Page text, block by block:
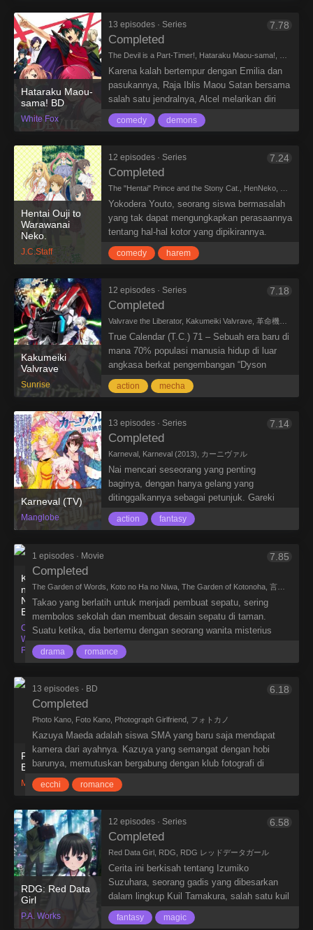
sebuah pakta, memungkinkan mereka untuk
memanggil iblis. Alur ceritanya mungkin
terungkap berbeda tergantung pada tindakan
Hataraku Maou-
sama! BD
White Fox
13 episodes · Series
Completed
7.78
Karena kalah bertempur dengan Emilia dan
pasukannya, Raja Iblis Maou Satan bersama
salah satu jendralnya, Alcel melarikan diri
dari dunia Ente Isla ke planet Bumi tepatnya
di kota Tokyo, Jepang. Namun karena di
mereka berubah menjadi layaknya manusia
biasa. Untuk bertahan hidup, Maou
memutuskan untuk bekerja paruh waktu di
bernama MgRonald, sementara Alcel tinggal
di apartemen untuk mengurus keperluan
rumah. Suatu hari, dijalan Maou bertemu
dengan seorang gadis bernama Yusa Emi
yang ternyata adalah sang Pahlawan Emilia.
comedy demons
Hentai Ouji to
Warawanai
Neko.
J.C.Staff
12 episodes · Series
Completed
7.24
Yokodera Youto, seorang siswa bermasalah
yang tak dapat mengungkapkan perasaannya
tentang hal-hal kotor yang dipikirannya.
Suatu hari dia mendengar rumor bahwa ada
sebuah patung kucing yang katanya dapat
kemudian, Youto pergi ke tempat patung
kucing itu dan mengungkapkan keinginannya
agar dapat mengungkapkan semua pikiran
mau. Tak disangka, di tempat itu Youto
bertemu dengan Tsutsukakushi Tsukiko,
seorang gadis yang sebaliknya datang untuk
memohon pada patung kucing agar segala
hal yang dipikirkannya tidak mudah untuk
comedy harem
Kakumeiki
Valvrave
Sunrise
12 episodes · Series
Completed
7.18
True Calendar (T.C.) 71 – Sebuah era baru di
mana 70% populasi manusia hidup di luar
angkasa berkat pengembangan “Dyson
Sphere”, sebuah kota di luar angkasa.
Dunia ini dibagi menjadi dua kekuatan utama,
kekuatannya tumbuh dari aliansi militer, dan
Atlantic Rim United States (ARUS); yang
berkembang dengan cara perdagangan.
kenetralannya antara kedua pasukan
tersebut dan menjaga kedamaian dengan
kemakmuran ekonomi.
Bersamaan dengan JIOR Sphere, Haruto
Tokishima menjalani kehidupan biasa
yang dikenal dengan sebutan “Module 77″—
dadakan. Tapi, seluruh dunia terkejut ketika
Haruto mengendalikan sebuah senjata
humanoid yang misterius yang disebut
Valvrave.
action mecha
Karneval (TV)
Manglobe
13 episodes · Series
Completed
Karneval, Karneval (2013), カーニヴァル
7.14
Nai mencari seseorang yang penting
baginya, dengan hanya gelang yang
ditinggalkannya sebagai petunjuk. Gareki
mencuri dan mencopet kantong untuk segera
mendapatkannya dari hari ke hari. Keduanya
tempat di mana mereka bersiap, dan tak
yang dicari oleh mata-mata keamanan militer.
mereka putus asa dalam keadaan tanpa
harapan, mereka tidak lain hanya
menghadapi organisasi pertahanan yang
paling kuat di negara itu, “Circus”. Circus
adalah sebuah organisasi Pertahanan yang
melakukan razia untuk menangkap penjahat
ditangani pasukan Keamanan lain. Setelah
penggerebekan, mereka memperlihatkan
pertunjukkan sebagai permintaan maaf
karena menakut-nakuti penduduk. Kelompok
mereka terdiri dari pejuang terkuat, terhandal
yang menggunakan sebuah gelang tipe
untuk melawan.
action fantasy
Kotonoha
no
Niwa
BD
CoMix
Wave
Films
1 episodes · Movie
Completed
7.85
Takao yang berlatih untuk menjadi pembuat sepatu, sering
membolos sekolah dan membuat desain sepatu di taman.
Suatu ketika, dia bertemu dengan seorang wanita misterius
bernama Yukino yang lebih tua darinya. Sejak hari itu, saat
turun hujan mereka terus bertemu. Mereka mulai terbuka satu
pun segera berakhir…
drama romance
Photokano
BD
Madhouse
13 episodes · BD
Completed
Photo Kano, Foto Kano, Photograph Girlfriend, フォトカノ
6.18
Kazuya Maeda adalah siswa SMA yang baru saja mendapat
kamera dari ayahnya. Kazuya yang semangat dengan hobi
barunya, memutuskan bergabung dengan klub fotografi di
sekolahnya. Ia pun punya kesempatan melihat pemandangan
baru dari gadis-gadis di sekolahnya.
ecchi romance
RDG: Red Data
Girl
P.A. Works
12 episodes · Series
Completed
Red Data Girl, RDG, RDG レッドデータガール
6.58
Cerita ini berkisah tentang Izumiko
Suzuhara, seorang gadis yang dibesarkan
dalam lingkup Kuil Tamakura, salah satu kuil
Kumano yang merupakan bagian dari situs
Warisan Dunia. Namun, setelah Izumiko
fantasy magic